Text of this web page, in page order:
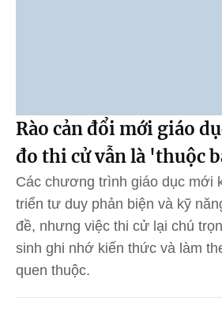
Rào cản đổi mới giáo
đo thi cử vẫn là 'thuộc
Các chương trình giáo dục mới
triển tư duy phản biện và kỹ
đề, nhưng việc thi cử lại chú
sinh ghi nhớ kiến thức và làm
quen thuộc.